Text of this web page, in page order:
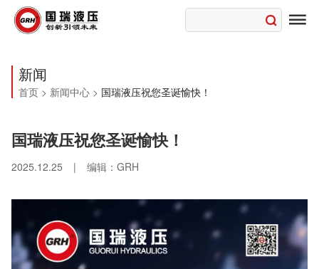

新闻
首页 > 新闻中心 > 国瑞液压祝您圣诞愉快！
国瑞液压祝您圣诞愉快！
2025.12.25 | 编辑：GRH